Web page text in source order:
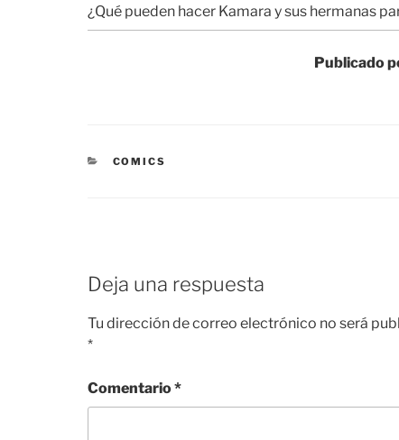
¿Qué pueden hacer Kamara y sus hermanas
Publicado
CATEGORÍAS
COMICS
Deja una respuesta
Tu dirección de correo electrónico no será
*
Comentario*